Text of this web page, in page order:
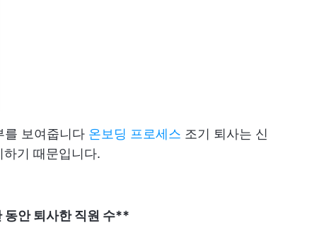
를 보여줍니다 온보딩 프로세스 조기 퇴사는 신
하기 때문입니다.
동안 퇴사한 직원 수**